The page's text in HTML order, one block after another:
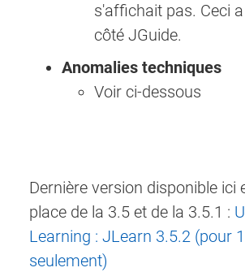
s'affichait pas. Ceci
côté JGuide.
Anomalies techniques
Voir ci-dessous
Dernière version disponible ici
place de la 3.5 et de la 3.5.1 :
Learning : JLearn 3.5.2 (pour
seulement)